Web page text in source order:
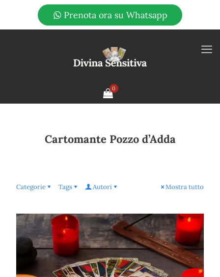
Prenota ora su Whatsapp
0
Cartomante Pozzo d’Adda
Categorie Tags Autori Mostra tutto